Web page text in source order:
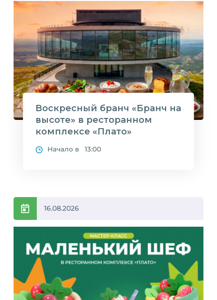
Воскресный бранч «Бранч на
высоте» в ресторанном
комплексе «Плато»
Начало в 13:00
16.08.2026